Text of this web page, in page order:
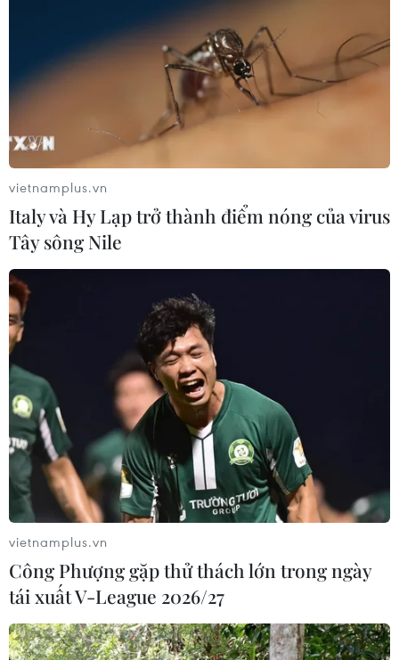
Hình ảnh người dân mặc áo xanh trong
phiên xử bác sỹ Hoàng Công Lương
05/06/2018 08:30
Tại phiên tòa ngày 5/6 rất nhiều người dân tới dự đã
mặc đồng phục áo màu xanh - màu áo mà bác sỹ
Hoàng Công Lương đã mặc trong suốt thời gian diễn ra
các phiên tòa xét xử.
vietnamplus.vn
Italy và Hy Lạp trở thành điểm nóng của virus
Tây sông Nile
vietnamplus.vn
Công Phượng gặp thử thách lớn trong ngày
tái xuất V-League 2026/27